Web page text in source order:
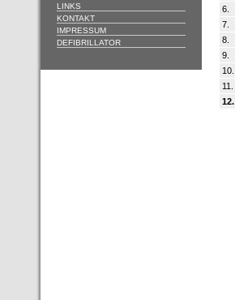
LINKS
KONTAKT
IMPRESSUM
DEFIBRILLATOR
6.
7.
8.
9.
10.
11.
12.